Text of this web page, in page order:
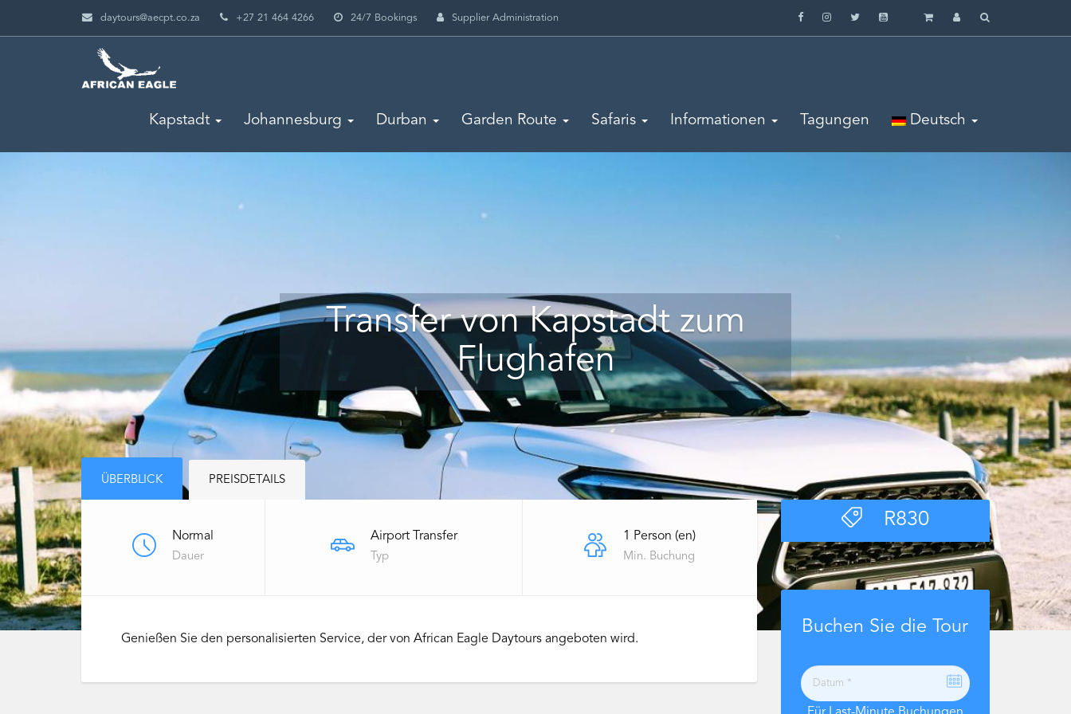
daytours@aecpt.co.za +27 21 464 4266 24/7 Bookings Supplier Administration
Kapstadt Johannesburg Durban Garden Route Safaris Informationen Tagungen Deutsch
Transfer von Kapstadt zum
Flughafen
R830
Buchen Sie die Tour
ÜBERBLICK PREISDETAILS
Normal
Dauer
Airport Transfer
Typ
1 Person (en)
Min. Buchung
Genießen Sie den personalisierten Service, der von African Eagle Daytours angeboten wird.